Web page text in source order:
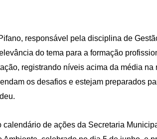
responsável pela disciplina de
do tema para a formação
registrando níveis acima da média
os desafios e estejam preparados
calendário de ações da Secretaria